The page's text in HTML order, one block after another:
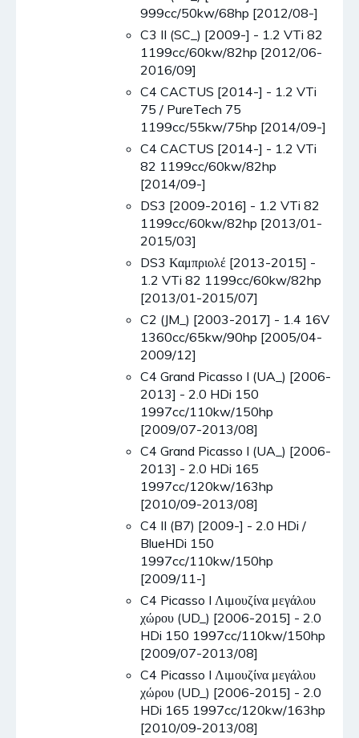
999cc/50kw/68hp [2012/08-]
C3 II (SC_) [2009-] - 1.2 VTi 82
1199cc/60kw/82hp [2012/06-
2016/09]
C4 CACTUS [2014-] - 1.2 VTi
75 / PureTech 75
1199cc/55kw/75hp [2014/09-]
C4 CACTUS [2014-] - 1.2 VTi
82 1199cc/60kw/82hp
[2014/09-]
DS3 [2009-2016] - 1.2 VTi 82
1199cc/60kw/82hp [2013/01-
2015/03]
DS3 Καμπριολέ [2013-2015] -
1.2 VTi 82 1199cc/60kw/82hp
[2013/01-2015/07]
C2 (JM_) [2003-2017] - 1.4 16V
1360cc/65kw/90hp [2005/04-
2009/12]
C4 Grand Picasso I (UA_) [2006-
2013] - 2.0 HDi 150
1997cc/110kw/150hp
[2009/07-2013/08]
C4 Grand Picasso I (UA_) [2006-
2013] - 2.0 HDi 165
1997cc/120kw/163hp
[2010/09-2013/08]
C4 II (B7) [2009-] - 2.0 HDi /
BlueHDi 150
1997cc/110kw/150hp
[2009/11-]
C4 Picasso I Λιμουζίνα μεγάλου
χώρου (UD_) [2006-2015] - 2.0
HDi 150 1997cc/110kw/150hp
[2009/07-2013/08]
C4 Picasso I Λιμουζίνα μεγάλου
χώρου (UD_) [2006-2015] - 2.0
HDi 165 1997cc/120kw/163hp
[2010/09-2013/08]